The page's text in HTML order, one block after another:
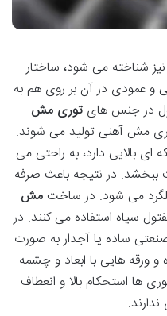
شناخته می شود، ساختار
و عمودی در آن بر روی هم به
در جنس های توری مش
مش آهنی تولید می شوند.
بالایی دارد، به راحتی می
ببخشد. در نتیجه باعث صرفه
می شود. در ساختمش
سیاه استفاده می کنند. در
ساده یا آجدار به صورت
ورقه هایی با ابعاد و چشمه
ها استحکام بالا و انعطاف